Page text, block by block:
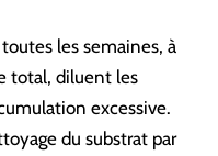
les semaines, à
total, diluent les
excessive.
du substrat par